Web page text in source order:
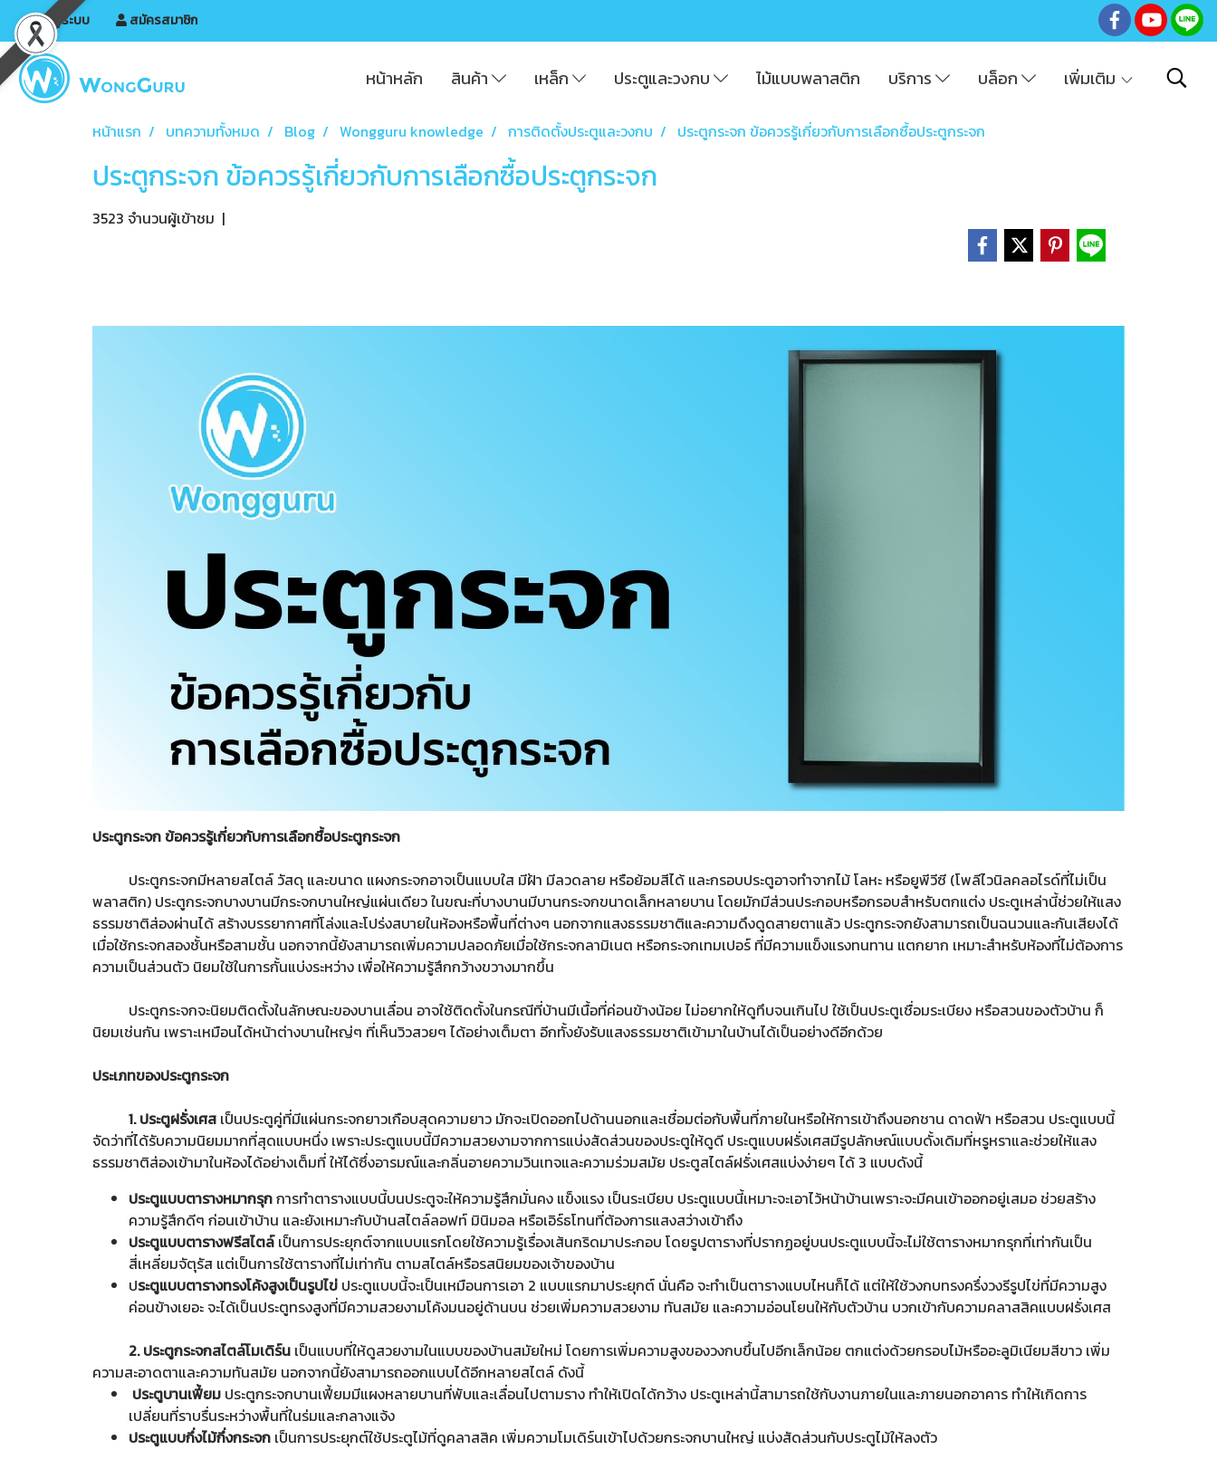
เข้าสู่ระบบ สมัครสมาชิก
หน้าหลัก สินค้า เหล็ก ประตูและวงกบ ไม้แบบพลาสติก บริการ บล็อก เพิ่มเติม
หน้าแรก บทความทั้งหมด Blog Wongguru knowledge การติดตั้งประตูและวงกบ ประตูกระจก ข้อควรรู้เกี่ยวกับการเลือกซื้อประตูกระจก
ประตูกระจก ข้อควรรู้เกี่ยวกับการเลือกซื้อประตูกระจก
3523 จำนวนผู้เข้าชม |
ประตูกระจก ข้อควรรู้เกี่ยวกับการเลือกซื้อประตูกระจก
ประตูกระจกมีหลายสไตล์ วัสดุ และขนาด แผงกระจกอาจเป็นแบบใส มีฝ้า มีลวดลาย หรือย้อมสีได้ และกรอบประตูอาจทำจากไม้ โลหะ หรือยูพีวีซี (โพลีไวนิลคลอไรด์ที่ไม่เป็น
พลาสติก) ประตูกระจกบางบานมีกระจกบานใหญ่แผ่นเดียว ในขณะที่บางบานมีบานกระจกขนาดเล็กหลายบาน โดยมักมีส่วนประกอบหรือกรอบสำหรับตกแต่ง ประตูเหล่านี้ช่วยให้แสง
ธรรมชาติส่องผ่านได้ สร้างบรรยากาศที่โล่งและโปร่งสบายในห้องหรือพื้นที่ต่างๆ นอกจากแสงธรรมชาติและความดึงดูดสายตาแล้ว ประตูกระจกยังสามารถเป็นฉนวนและกันเสียงได้
เมื่อใช้กระจกสองชั้นหรือสามชั้น นอกจากนี้ยังสามารถเพิ่มความปลอดภัยเมื่อใช้กระจกลามิเนต หรือกระจกเทมเปอร์ ที่มีความแข็งแรงทนทาน แตกยาก เหมาะสำหรับห้องที่ไม่ต้องการ
ความเป็นส่วนตัว นิยมใช้ในการกั้นแบ่งระหว่าง เพื่อให้ความรู้สึกกว้างขวางมากขึ้น
ประตูกระจกจะนิยมติดตั้งในลักษณะของบานเลื่อน อาจใช้ติดตั้งในกรณีที่บ้านมีเนื้อที่ค่อนข้างน้อย ไม่อยากให้ดูทึบจนเกินไป ใช้เป็นประตูเชื่อมระเบียง หรือสวนของตัวบ้าน ก็
นิยมเช่นกัน เพราะเหมือนได้หน้าต่างบานใหญ่ๆ ที่เห็นวิวสวยๆ ได้อย่างเต็มตา อีกทั้งยังรับแสงธรรมชาติเข้ามาในบ้านได้เป็นอย่างดีอีกด้วย
ประเภทของประตูกระจก
1. ประตูฝรั่งเศส เป็นประตูคู่ที่มีแผ่นกระจกยาวเกือบสุดความยาว มักจะเปิดออกไปด้านนอกและเชื่อมต่อกับพื้นที่ภายในหรือให้การเข้าถึงนอกชาน ดาดฟ้า หรือสวน ประตูแบบนี้
จัดว่าที่ได้รับความนิยมมากที่สุดแบบหนึ่ง เพราะประตูแบบนี้มีความสวยงามจากการแบ่งสัดส่วนของประตูให้ดูดี ประตูแบบฝรั่งเศสมีรูปลักษณ์แบบดั้งเดิมที่หรูหราและช่วยให้แสง
ธรรมชาติส่องเข้ามาในห้องได้อย่างเต็มที่ ให้ได้ซึ่งอารมณ์และกลิ่นอายความวินเทจและความร่วมสมัย ประตูสไตล์ฝรั่งเศสแบ่งง่ายๆ ได้ 3 แบบดังนี้
ประตูแบบตารางหมากรุกการทำตารางแบบนี้บนประตูจะให้ความรู้สึกมั่นคง แข็งแรง เป็นระเบียบ ประตูแบบนี้เหมาะจะเอาไว้หน้าบ้านเพราะจะมีคนเข้าออกอยู่เสมอ ช่วยสร้าง
ความรู้สึกดีๆ ก่อนเข้าบ้าน และยังเหมาะกับบ้านสไตล์ลอฟท์ มินิมอล หรือเอิร์ธโทนที่ต้องการแสงสว่างเข้าถึง
ประตูแบบตารางฟรีสไตล์เป็นการประยุกต์จากแบบแรกโดยใช้ความรู้เรื่องเส้นกริดมาประกอบ โดยรูปตารางที่ปรากฏอยู่บนประตูแบบนี้จะไม่ใช้ตารางหมากรุกที่เท่ากันเป็น
สี่เหลี่ยมจัตุรัส แต่เป็นการใช้ตารางที่ไม่เท่ากัน ตามสไตล์หรือรสนิยมของเจ้าของบ้าน
ประตูแบบตารางทรงโค้งสูงเป็นรูปไข่ ประตูแบบนี้จะเป็นเหมือนการเอา 2 แบบแรกมาประยุกต์ นั่นคือ จะทำเป็นตารางแบบไหนก็ได้ แต่ให้ใช้วงกบทรงครึ่งวงรีรูปไข่ที่มีความสูง
ค่อนข้างเยอะ จะได้เป็นประตูทรงสูงที่มีความสวยงามโค้งมนอยู่ด้านบน ช่วยเพิ่มความสวยงาม ทันสมัย และความอ่อนโยนให้กับตัวบ้าน บวกเข้ากับความคลาสสิคแบบฝรั่งเศส
2. ประตูกระจกสไตล์โมเดิร์น เป็นแบบที่ให้ดูสวยงามในแบบของบ้านสมัยใหม่ โดยการเพิ่มความสูงของวงกบขึ้นไปอีกเล็กน้อย ตกแต่งด้วยกรอบไม้หรืออะลูมิเนียมสีขาว เพิ่ม
ความสะอาดตาและความทันสมัย นอกจากนี้ยังสามารถออกแบบได้อีกหลายสไตล์ ดังนี้
ประตูบานเฟี้ยม ประตูกระจกบานเฟี้ยมมีแผงหลายบานที่พับและเลื่อนไปตามราง ทำให้เปิดได้กว้าง ประตูเหล่านี้สามารถใช้กับงานภายในและภายนอกอาคาร ทำให้เกิดการ
เปลี่ยนที่ราบรื่นระหว่างพื้นที่ในร่มและกลางแจ้ง
ประตูแบบกึ่งไม้กึ่งกระจก เป็นการประยุกต์ใช้ประตูไม้ที่ดูคลาสสิค เพิ่มความโมเดิร์นเข้าไปด้วยกระจกบานใหญ่ แบ่งสัดส่วนกับประตูไม้ให้ลงตัว